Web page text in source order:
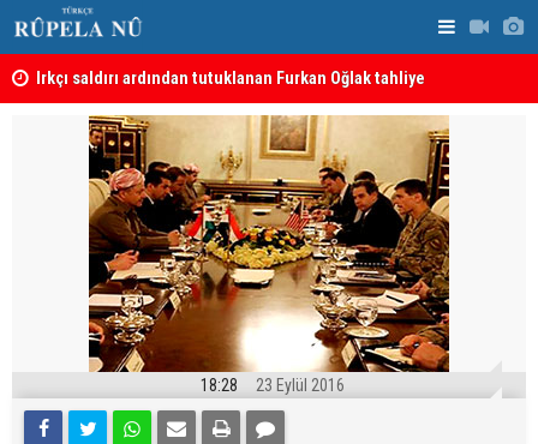
Irkçı saldırı ardından tutuklanan Furkan Oğlak tahliye
18:28 23 Eylül 2016